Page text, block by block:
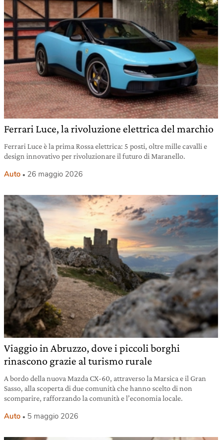
Ferrari Luce, la rivoluzione elettrica del marchio
Ferrari Luce è la prima Rossa elettrica: 5 posti, oltre mille cavalli e
design innovativo per rivoluzionare il futuro di Maranello.
Auto 26 maggio 2026
Viaggio in Abruzzo, dove i piccoli borghi
rinascono grazie al turismo rurale
A bordo della nuova Mazda CX-60, attraverso la Marsica e il Gran
Sasso, alla scoperta di due comunità che hanno scelto di non
scomparire, rafforzando la comunità e l’economia locale.
Auto 5 maggio 2026